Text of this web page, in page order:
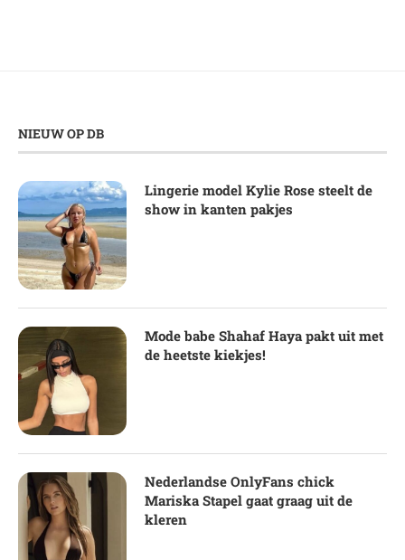
NIEUW OP DB
Lingerie model Kylie Rose steelt de
show in kanten pakjes
Mode babe Shahaf Haya pakt uit met
de heetste kiekjes!
Nederlandse OnlyFans chick
Mariska Stapel gaat graag uit de
kleren